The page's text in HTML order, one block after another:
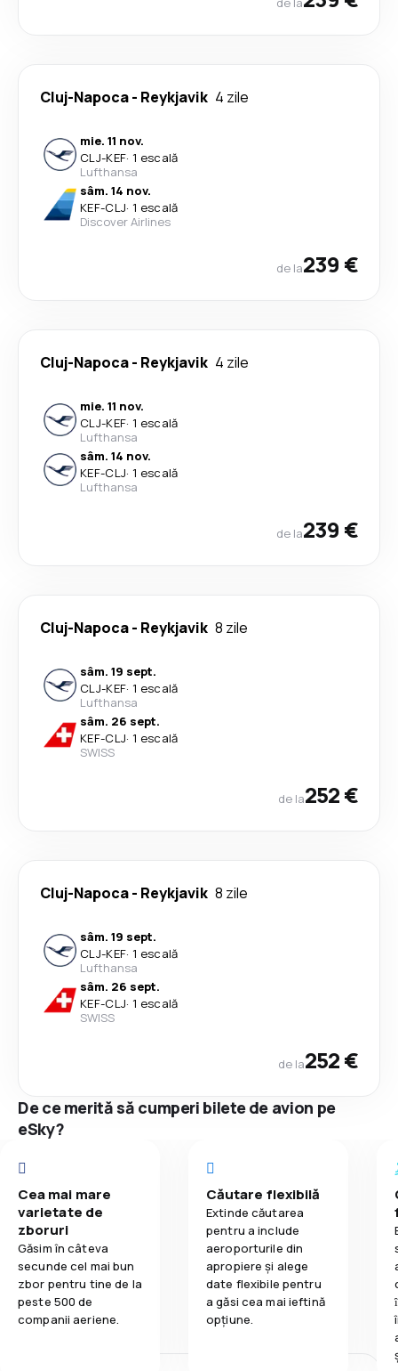
Cluj-Napoca- Reykjavik 4 zile
mie. 11 nov.
CLJ-KEF· 1 escală
Lufthansa
sâm. 14 nov.
KEF-CLJ· 1 escală
Discover Airlines
de la239 €
Cluj-Napoca- Reykjavik 4 zile
mie. 11 nov.
CLJ-KEF· 1 escală
Lufthansa
sâm. 14 nov.
KEF-CLJ· 1 escală
Lufthansa
de la239 €
Cluj-Napoca- Reykjavik 8 zile
sâm. 19 sept.
CLJ-KEF· 1 escală
Lufthansa
sâm. 26 sept.
KEF-CLJ· 1 escală
SWISS
de la252 €
Cluj-Napoca- Reykjavik 8 zile
sâm. 19 sept.
CLJ-KEF· 1 escală
Lufthansa
sâm. 26 sept.
KEF-CLJ· 1 escală
SWISS
de la252 €
De ce merită să cumperi bilete de avion pe
eSky?
Cea mai mare
varietate de
zboruri
Găsim în câteva
secunde cel mai bun
zbor pentru tine de la
peste 500 de
companii aeriene.
Căutare flexibilă
Extinde căutarea
pentru a include
aeroporturile din
apropiere și alege
date flexibile pentru
a găsi cea mai ieftină
opțiune.